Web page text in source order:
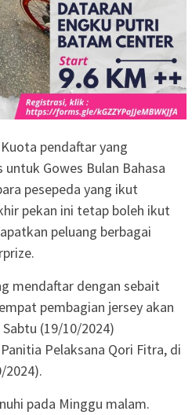
Kuota pendaftar yang
Gowes Bulan Bahasa
pesepeda yang ikut
pekan ini tetap boleh ikut
peluang berbagai
mendaftar dengan sebait
pembagian jersey akan
(19/10/2024)
Pelaksana Qori Fitra, di
2024).
pada Minggu malam.